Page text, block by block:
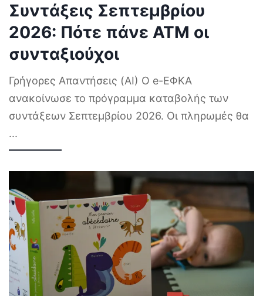
Συντάξεις Σεπτεμβρίου
2026: Πότε πάνε ΑΤΜ οι
συνταξιούχοι
Γρήγορες Απαντήσεις (AI) Ο e-ΕΦΚΑ
ανακοίνωσε το πρόγραμμα καταβολής των
συντάξεων Σεπτεμβρίου 2026. Οι πληρωμές θα
...